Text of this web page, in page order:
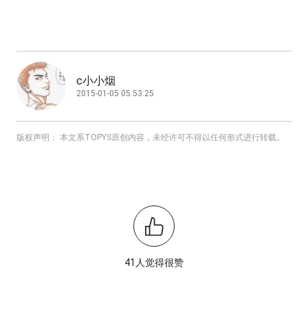
c小小烟
2015-01-05 05:53:25
版权声明： 本文系TOPYS原创内容，未经许可不得以任何形式进行转载。
41人觉得很赞